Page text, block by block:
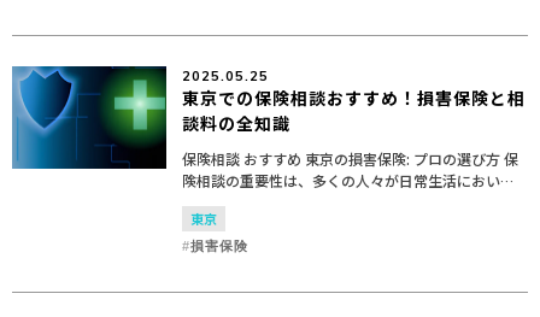
2025.05.25
東京での保険相談おすすめ！損害保険と相
談料の全知識
保険相談 おすすめ 東京の損害保険: プロの選び方 保
険相談の重要性は、多くの人々が日常生活において
直面するリスクを理解し、適切な損害保険を選ぶた
めに欠かせない要素です。特に東京のような大都市
では、多...
東京
損害保険